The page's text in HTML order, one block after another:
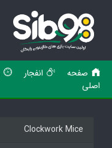
صفحه
اصلی
انفجار
Clockwork Mice